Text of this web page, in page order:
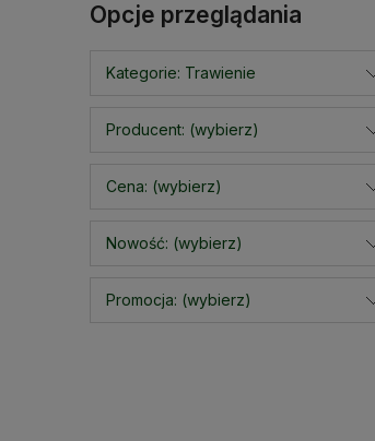
Opcje przeglądania
Kategorie: Trawienie
Producent: (wybierz)
Cena: (wybierz)
Nowość: (wybierz)
Promocja: (wybierz)